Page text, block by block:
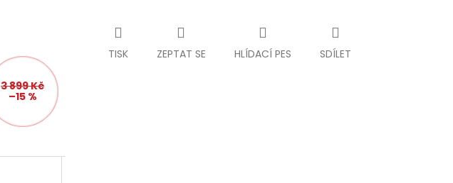
3 899 Kč
–15 %
TISK ZEPTAT SE HLÍDACÍ PES SDÍLET